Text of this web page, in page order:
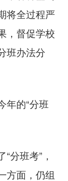
将全过程严
，督促学校
班办法分
的“分班
班考”，
方面，仍组